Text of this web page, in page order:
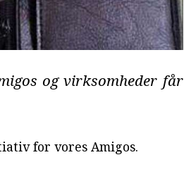
og virksomheder får
for vores Amigos.